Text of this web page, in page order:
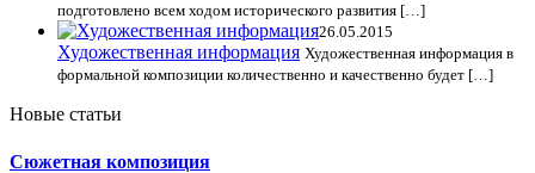
подготовлено всем ходом исторического развития […]
26.05.2015
Художественная информация Художественная информация в
формальной композиции количественно и качественно будет […]
Новые статьи
Сюжетная композиция